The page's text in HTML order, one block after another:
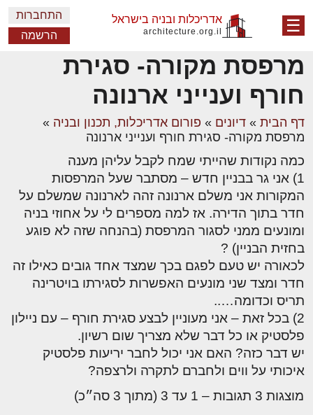
☰ אדריכלות ובניה בישראל
architecture.org.il
התחברות
הרשמה
מרפסת מקורה- סגירת
חורף וענייני ארנונה
דף הבית » דיונים » פורום אדריכלות, תכנון ובניה »
מרפסת מקורה- סגירת חורף וענייני ארנונה
כמה נקודות שהייתי שמח לקבל עליהן מענה
1) אני גר בבניין חדש – מסתבר שעל המרפסות
המקורות אני משלם ארנונה זהה לארנונה שמשלם על
חדר בתוך הדירה. אז למה מספרים לי על אחוזי בניה
ומונעים ממני לסגור המרפסת (בהנחה שזה לא פוגע
בחזית הבניין) ?
לכאורה יש טעם לפגם בכך שמצד אחד גובים כאילו זה
חדר ומצד שני מונעים האפשרות לסגירתו בויטרינה
תריס וכדומה…..
2) בכל זאת – אני מעוניין לבצע סגירת חורף – עם ניילון
פלסטיק או כל דבר שלא מצריך שום רשיון.
יש דבר כזה? האם אני יכול לחבר יריעות פלסטיק
איכותי על ווים ולחברם לתקרה ולרצפה?
מוצגות 3 תגובות – 1 עד 3 (מתוך 3 סה״כ)